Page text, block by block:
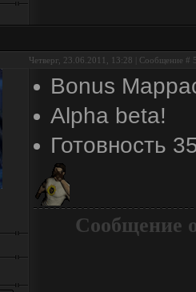
Четверг, 23.06.2011, 13:28 | Сообщение #
Bonus
Alpha beta!
Готовность
Сообщение